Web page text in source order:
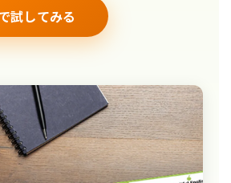
試してみる